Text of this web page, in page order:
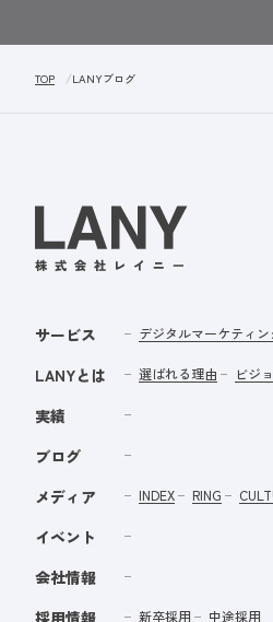
TOP LANYブログ
サービス デジタルマーケティ
LANYとは 選ばれる理由 ビジ
実績
ブログ
メディア
INDEX RING
イベント
会社情報
採用情報
新卒採用 中途採用